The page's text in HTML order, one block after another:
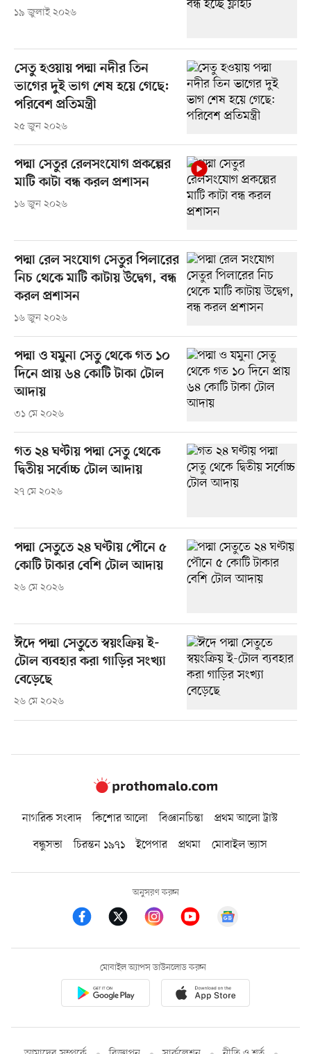
১৯ জুলাই ২০২৬
সেতু হওয়ায় পদ্মা নদীর তিন
ভাগের দুই ভাগ শেষ হয়ে গেছে:
পরিবেশ প্রতিমন্ত্রী
২৫ জুন ২০২৬
পদ্মা সেতুর রেলসংযোগ প্রকল্পের
মাটি কাটা বন্ধ করল প্রশাসন
১৬ জুন ২০২৬
পদ্মা রেল সংযোগ সেতুর পিলারের
নিচ থেকে মাটি কাটায় উদ্বেগ, বন্ধ
করল প্রশাসন
১৬ জুন ২০২৬
পদ্মা ও যমুনা সেতু থেকে গত ১০
দিনে প্রায় ৬৪ কোটি টাকা টোল
আদায়
৩১ মে ২০২৬
গত ২৪ ঘণ্টায় পদ্মা সেতু থেকে
দ্বিতীয় সর্বোচ্চ টোল আদায়
২৭ মে ২০২৬
পদ্মা সেতুতে ২৪ ঘণ্টায় পৌনে ৫
কোটি টাকার বেশি টোল আদায়
২৬ মে ২০২৬
ঈদে পদ্মা সেতুতে স্বয়ংক্রিয় ই-
টোল ব্যবহার করা গাড়ির সংখ্যা
বেড়েছে
২৬ মে ২০২৬
নাগরিক সংবাদ কিশোর আলো বিজ্ঞানচিন্তা
প্রথম আলো ট্রাস্ট
বন্ধুসভা
চিরন্তন ১৯৭১ ইপেপার প্রথমা মোবাইল ভ্যাস
অনুসরণ করুন
মোবাইল অ্যাপস ডাউনলোড করুন